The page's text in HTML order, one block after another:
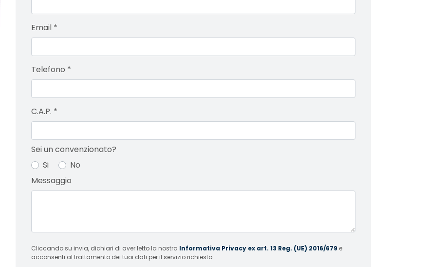
Email *
Telefono *
C.A.P. *
Sei un convenzionato?
Si
No
Messaggio
Cliccando su invia, dichiari di aver letto la nostra Informativa Privacy ex art. 13 Reg. (UE) 2016/679 e
acconsenti al trattamento dei tuoi dati per il servizio richiesto.